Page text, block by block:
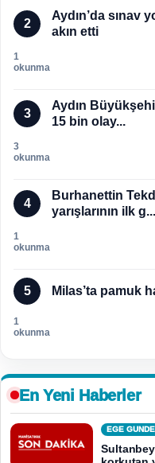
2
Aydın’da sınav
akın etti
1
okunma
3
Aydın
15 bin olay...
3
okunma
4
Burhanettin
yarışlarının ilk g...
1
okunma
5 Milas’ta pamuk
1
okunma
En Yeni Haberler
EGE